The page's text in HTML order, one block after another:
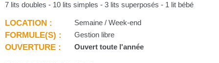
7 lits doubles - 10 lits simples - 3 lits superposés - 1 lit bébé
LOCATION : Semaine / Week-end
FORMULE(S) : Gestion libre
OUVERTURE : Ouvert toute l'année